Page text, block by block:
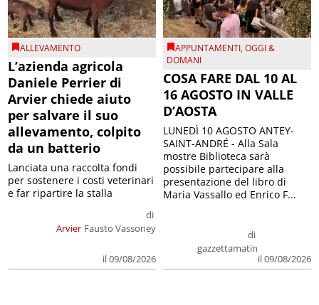
ALLEVAMENTO
L’azienda agricola
Daniele Perrier di
Arvier chiede aiuto
per salvare il suo
allevamento, colpito
da un batterio
Arvier
di
Fausto Vassoney
il 09/08/2026
Lanciata una raccolta fondi
per sostenere i costi veterinari
e far ripartire la stalla
APPUNTAMENTI,OGGI &
DOMANI
COSA FARE DAL 10 AL
16 AGOSTO IN VALLE
D’AOSTA
di
gazzettamatin
il 09/08/2026
LUNEDÌ 10 AGOSTO ANTEY-
SAINT-ANDRÉ - Alla Sala
mostre Biblioteca sarà
possibile partecipare alla
presentazione del libro di
Maria Vassallo ed Enrico F...